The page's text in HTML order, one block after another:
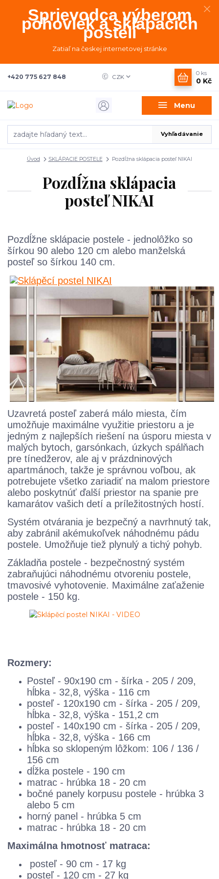
Sprievodca výberom
pohoviek a sklápacích
postelí
Zatiaľ na českej internetovej stránke
Menu
CZK
Vyhľadávanie
+420 775 627 848
0 ks
0 Kč
Úvod SKLÁPACIE POSTELE Pozdĺžna sklápacia posteľ NIKAI
Pozdĺžna sklápacia
posteľ NIKAI
Pozdĺžne sklápacie postele - jednolôžko so
šírkou 90 alebo 120 cm alebo manželská
posteľ so šírkou 140 cm.
Uzavretá posteľ zaberá málo miesta, čím
umožňuje maximálne využitie priestoru a je
jedným z najlepších riešení na úsporu miesta v
malých bytoch, garsónkach, úzkych spálňach
pre tínedžerov, ale aj v prázdninových
apartmánoch, takže je správnou voľbou, ak
potrebujete všetko zariadiť na malom priestore
alebo poskytnúť ďalší priestor na spanie pre
kamarátov vašich detí a príležitostných hostí.
Systém otvárania je bezpečný a navrhnutý tak,
aby zabránil akémukoľvek náhodnému pádu
postele. Umožňuje tiež plynulý a tichý pohyb.
Základňa postele - bezpečnostný systém
zabraňujúci náhodnému otvoreniu postele,
tmavosivé vyhotovenie. Maximálne zaťaženie
postele - 150 kg.
Rozmery:
Posteľ - 90x190 cm - šírka - 205 / 209,
hĺbka - 32,8, výška - 116 cm
posteľ - 120x190 cm - šírka - 205 / 209,
hĺbka - 32,8, výška - 151,2 cm
posteľ - 140x190 cm - šírka - 205 / 209,
hĺbka - 32,8, výška - 166 cm
hĺbka so sklopeným lôžkom: 106 / 136 /
156 cm
dĺžka postele - 190 cm
matrac - hrúbka 18 - 20 cm
bočné panely korpusu postele - hrúbka 3
alebo 5 cm
horný panel - hrúbka 5 cm
matrac - hrúbka 18 - 20 cm
Maximálna hmotnosť matraca:
posteľ - 90 cm - 17 kg
posteľ - 120 cm - 27 kg